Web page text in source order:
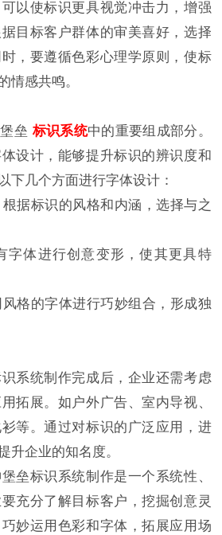
以使标识更具视觉冲击力，增强
目标客户群体的审美喜好，选择
，要遵循色彩心理学原则，使标
情感共鸣。
堡垒标识系统中的重要组成部分。
设计，能够提升标识的辨识度和
下几个方面进行字体设计：
据标识的风格和内涵，选择与之
字体进行创意变形，使其更具特
格的字体进行巧妙组合，形成独
系统制作完成后，企业还需考虑
拓展。如户外广告、室内导视、
等。通过对标识的广泛应用，进
升企业的知名度。
垒标识系统制作是一个系统性、
充分了解目标客户，挖掘创意灵
妙运用色彩和字体，拓展应用场